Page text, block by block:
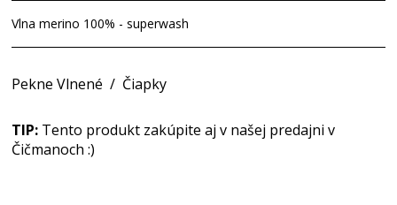
Vlna merino 100% - superwash
Pekne Vlnené / Čiapky
TIP: Tento produkt zakúpite aj v našej predajni v
Čičmanoch :)